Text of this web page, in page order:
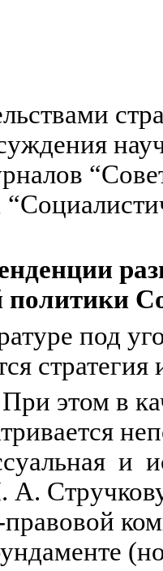
под
стратегия
этом в
и
А.